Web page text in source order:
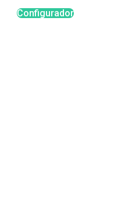
Configurador